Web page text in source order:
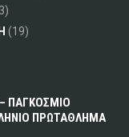
(19)
– ΠΑΓΚΟΣΜΙΟ
ΠΡΩΤΑΘΛΗΜΑ